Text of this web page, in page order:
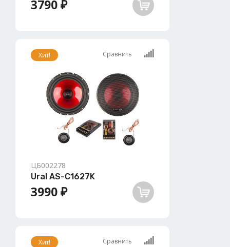
3790 ₽
Хит! Сравнить
ЦБ002278
Ural AS-C1627K
3990 ₽
Хит! Сравнить